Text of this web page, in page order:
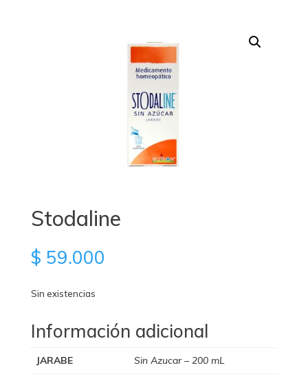
Stodaline
$ 59.000
Sin existencias
Información adicional
JARABE Sin Azucar – 200 mL